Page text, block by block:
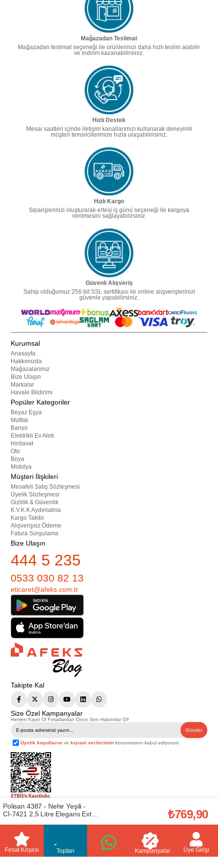
Mağazadan Teslimat
Mağazadan teslimat seçeneği ile ürünlerinizi daha hızlı teslim alabilir
ve indirim kazanabilirsiniz.
Hızlı Destek
Mesai saatleri içinde iletişim kanallarımızı kullanarak deneyimli
müşteri temsilcilerimize hızla ulaşabilirisiniz.
Hızlı Kargo
Siparişlerinizi oluşturarak ertesi iş günü seçeneği ile kargoya
verilmesini sağlayabilirsiniz.
Güvenli Alışveriş
Sahip olduğumuz 256 bit SSL sertifikası ile online alışverişlerinizi
güvenle yapabilirsiniz.
Kurumsal
Anasayfa
Hakkımızda
Mağazalarımız
Bize Ulaşın
Markalar
Havale Bildirimi
Popüler Kategoriler
Beyaz Eşya
Mutfak
Banyo
Elektrikli Ev Aleti
Hırdavat
Oto
Boya
Mobilya
Müşteri İlişkileri
Mesafeli Satış Sözleşmesi
Üyelik Sözleşmesi
Gizlilik & Güvenlik
K.V.K.K Aydınlatma
Kargo Takibi
Alışverişsiz Ödeme
Fatura Sorgulama
Bize Ulaşın
444 5 235
0533 030 82 13
eticaret@afeks.com.tr
Takipte Kal
Size Özel Kampanyalar
Hemen Kayıt Ol Fırsatlardan Önce Sen Haberdar Ol!
Gönder
Üyelik koşullarını vekişisel verilerimin korunmasını kabul ediyorum.
Telif Hakkı © 2026Afeks Yapı Market
. Tüm hakları saklıdır.
Bu web sitesindeki tüm ürünler ticari amaçlıdır. Web sitemizde yer alan
görsel ve yazılı içerikler firmamıza ait olup, firmamızın yazılı izni alınmadan
başka yerlerde kullanılamaz. İçeriklerin izin alınmadan kopyalanması ve
kullanılması 5846 sayılı Fikir ve Sanat Eserleri Yasasına göre suçtur.
Fırsat Köşesi Toptan Kampanyalar Üye Girişi
Polisan 4387 - Nehir Yeşili -
Cİ-7421 2,5 Litre Elegans Extra
₺769,90